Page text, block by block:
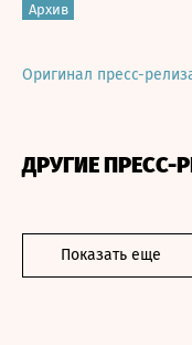
Архив
Оригинал пресс-
ДРУГИЕ ПРЕСС-
Показать еще